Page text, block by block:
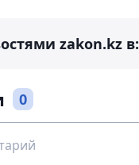
zakon.kz в:
0